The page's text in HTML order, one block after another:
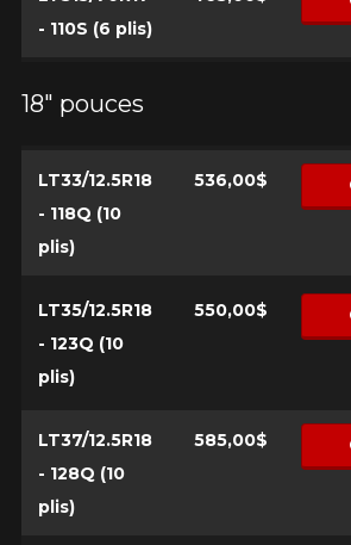
- 110S (6 plis)
18" pouces
LT33/12.5R18
- 118Q (10
plis)
536,00$
LT35/12.5R18
- 123Q (10
plis)
550,00$
LT37/12.5R18
- 128Q (10
plis)
585,00$
1-866-220-8025
d'équipement pour votre véhicule, vous